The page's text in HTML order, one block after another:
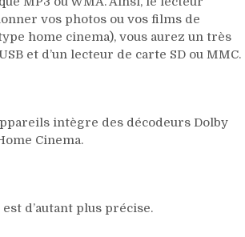
vos photos ou vos films de
home cinema), vous aurez un très
et d’un lecteur de carte SD ou MMC.
intègre des décodeurs Dolby
Cinema.
est d’autant plus précise.